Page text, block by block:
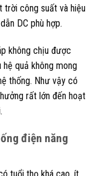
trời công suất và hiệu
DC phù hợp.
không chịu được
hệ quả không mong
thống. Như vậy có
rất lớn đến hoạt
điện năng